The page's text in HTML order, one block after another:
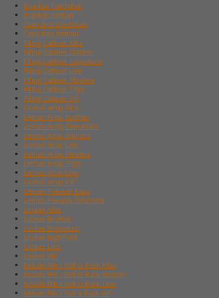
Brankas Daichiban
Brankas Ichiban
Cash Box Daichiban
Cash Box Ichiban
Filling Cabinet Alba
Filling Cabinet Brother
Filling Cabinet Emporium
Filling Cabinet Lion
Filling Cabinet Modera
Filling Cabinet Tiger
Filling Cabinet VIP
Lemari Arsip Alba
Lemari Arsip Brother
Lemari Arsip Emporium
Lemari Arsip Importa
Lemari Arsip Lion
Lemari Arsip Modera
Lemari Arsip Tiger
Lemari Arsip Uno
Lemari Arsip VIP
Lemari Pakaian Expo
Lemari Pakaian Orbitrend
Locker Alba
Locker Brother
Locker Emporium
Locker HighPoint
Locker Lion
Locker VIP
Mobile File / Roll O Pack Alba
Mobile File / Roll O Pack Brother
Mobile File / Roll O Pack Lion
Mobile File / Roll o Pack VIP